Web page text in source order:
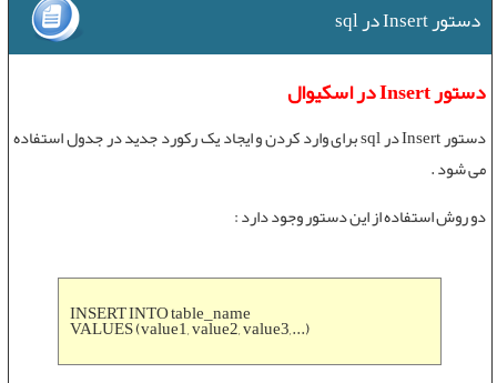
دستور Insert در sql
دستور Insert در اسکیوال
دستورInsert
در sql برای وارد کردن و ايجاد يک رکورد جديد در جدول استفاده
می شود .
دو روش استفاده از این دستور وجود دارد :
INSERT INTO table_name
VALUES (value1, value2, value3,...)